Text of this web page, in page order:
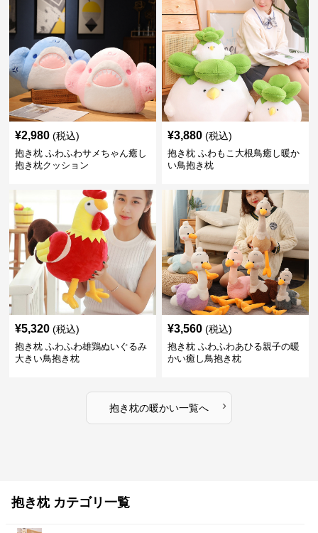
¥2,980 (税込)
抱き枕 ふわふわサメちゃん癒し
抱き枕クッション
¥3,880 (税込)
抱き枕 ふわもこ大根鳥癒し暖か
い鳥抱き枕
¥5,320 (税込)
抱き枕 ふわふわ雄鶏ぬいぐるみ
大きい鳥抱き枕
¥3,560 (税込)
抱き枕 ふわふわあひる親子の暖
かい癒し鳥抱き枕
抱き枕の暖かい一覧へ ›
抱き枕 カテゴリ一覧